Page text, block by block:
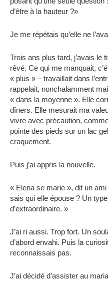
d’être à la hauteur ?»
Je me répétais qu’elle ne
Trois ans plus tard, j’avais le
rêvé. Ce qui me manquait,
« plus » – travaillait dans
rappelait, nonchalamment
« dans la moyenne ». Elle
dîners. Elle mesurait ma
vivre avec précaution,
pointe des pieds sur un lac
craquement.
Puis j’ai appris la nouvelle.
« Elena se marie », dit un
sais qui elle épouse ? Un
d’extraordinaire. »
J’ai ri aussi. Trop fort. Un
d’abord envahi. Puis la
reconnaissais pas.
J’ai décidé d’assister au